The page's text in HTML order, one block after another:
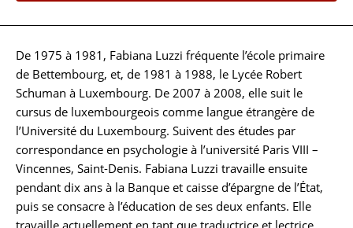
Biographie
De 1975 à 1981, Fabiana Luzzi fréquente l’école primaire
de Bettembourg, et, de 1981 à 1988, le Lycée Robert
Schuman à Luxembourg. De 2007 à 2008, elle suit le
cursus de luxembourgeois comme langue étrangère de
l’Université du Luxembourg. Suivent des études par
correspondance en psychologie à l’université Paris VIII –
Vincennes, Saint-Denis. Fabiana Luzzi travaille ensuite
pendant dix ans à la Banque et caisse d’épargne de l’État,
puis se consacre à l’éducation de ses deux enfants. Elle
travaille actuellement en tant que traductrice et lectrice